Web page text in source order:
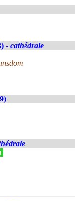
- cathédrale